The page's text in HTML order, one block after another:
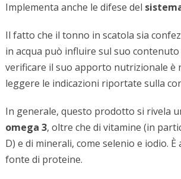
Implementa anche le difese del
Il fatto che il tonno in scatola sia
in acqua può influire sul suo
verificare il suo apporto nutrizionale è
leggere le indicazioni riportate sulla
In generale, questo prodotto si rivela
omega 3, oltre che di vitamine (in
D) e di minerali, come selenio e iodio. È
fonte di proteine.